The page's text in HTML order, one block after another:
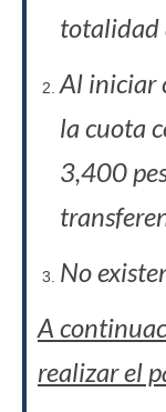
totalidad
Al iniciar
la cuota
3,400
No
A
realizar el